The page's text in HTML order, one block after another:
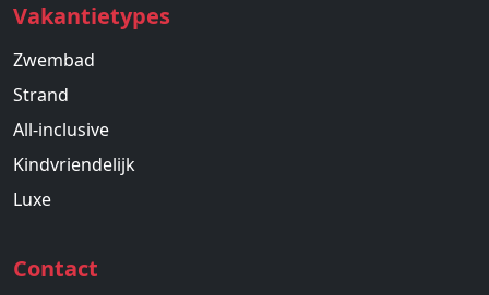
Vakantietypes
Zwembad
Strand
All-inclusive
Kindvriendelijk
Luxe
Contact